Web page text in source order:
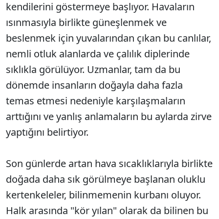
kendilerini göstermeye başlıyor. Havaların
ısınmasıyla birlikte güneşlenmek ve
beslenmek için yuvalarından çıkan bu canlılar,
nemli otluk alanlarda ve çalılık diplerinde
sıklıkla görülüyor. Uzmanlar, tam da bu
dönemde insanların doğayla daha fazla
temas etmesi nedeniyle karşılaşmaların
arttığını ve yanlış anlamaların bu aylarda zirve
yaptığını belirtiyor.
Son günlerde artan hava sıcaklıklarıyla birlikte
doğada daha sık görülmeye başlanan oluklu
kertenkeleler, bilinmemenin kurbanı oluyor.
Halk arasında "kör yılan" olarak da bilinen bu